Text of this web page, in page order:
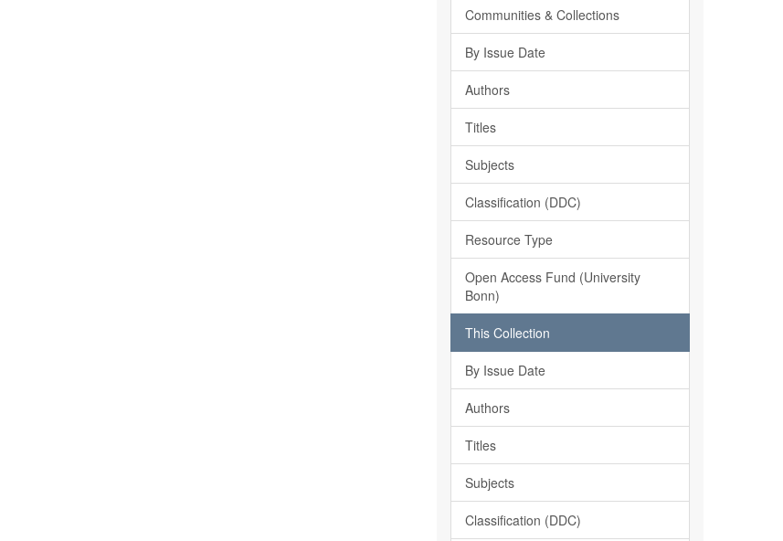
Communities & Collections
By Issue Date
Authors
Titles
Subjects
Classification (DDC)
Resource Type
Open Access Fund (University
Bonn)
This Collection
By Issue Date
Authors
Titles
Subjects
Classification (DDC)